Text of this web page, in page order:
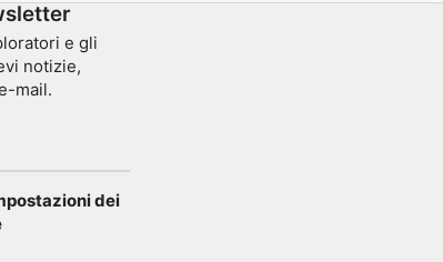
e gli
notizie,
mail.
dei